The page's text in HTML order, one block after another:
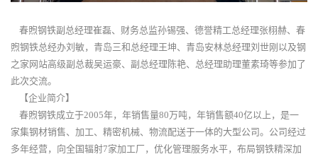
春煦钢铁副总经理崔磊、财务总监孙锡强、德誉精工总经理张栩赫、春
煦钢铁总经办刘敏，青岛三和总经理王坤、青岛安林总经理刘世刚以及钢
之家网站高级副总裁吴运豪、副总经理陈艳、总经理助理董素琦等参加了
此次交流。
【企业简介】
春煦钢铁成立于2005年，年销售量80万吨，年销售额40亿以上，是一
家集钢材销售、加工、精密机械、物流配送于一体的大型公司。公司经过
多年经营，向全国辐射7家加工厂，优化管理服务水平，布局钢铁精深加